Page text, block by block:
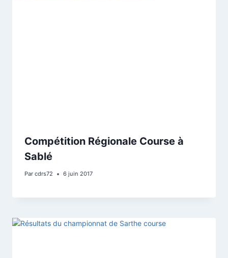
Compétition Régionale Course à
Sablé
Par cdrs72 6 juin 2017